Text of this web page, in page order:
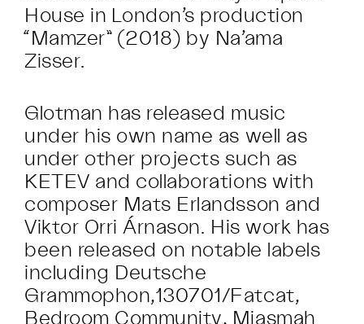
House in London’s production
“Mamzer” (2018) by Na’ama
Zisser.
Glotman has released music
under his own name as well as
under other projects such as
KETEV and collaborations with
composer Mats Erlandsson and
Viktor Orri Árnason. His work has
been released on notable labels
including Deutsche
Grammophon,130701/Fatcat,
Bedroom Community, Miasmah